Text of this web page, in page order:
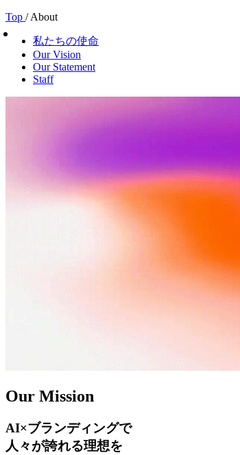
Top /About
私たちの使命
Our Vision
Our Statement
Staff
Our Mission
AI×ブランディングで
人々が誇れる理想を